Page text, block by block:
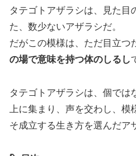
タテゴトアザラシは、見た目
た、数少ないアザラシだ。
だがこの模様は、ただ目立つ
の場で意味を持つ体のしるし
タテゴトアザラシは、個では
上に集まり、声を交わし、
そ成立する生き方を選んだア